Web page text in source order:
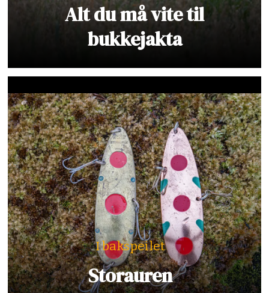
Alt du må vite til
bukkejakta
I bakspeilet
Storauren